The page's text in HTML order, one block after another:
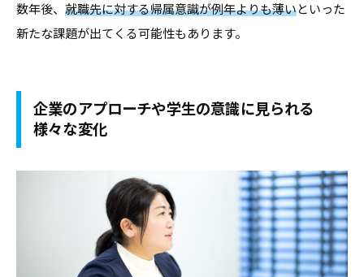
・
就
ヒ
ン
数年後、 就職先に対する帰属意識が例年よりも薄いといった
新たな課題が出てくる可能性もあります。
企業のアプローチや学生の意識に見られる
様々な変化